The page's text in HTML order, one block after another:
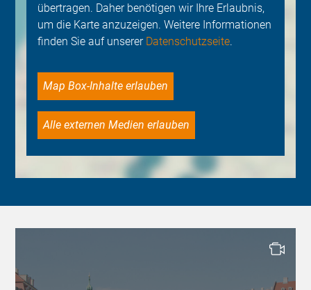
übertragen. Daher benötigen wir Ihre Erlaubnis,
um die Karte anzuzeigen. Weitere Informationen
finden Sie auf unserer Datenschutzseite.
Map Box-Inhalte erlauben
Alle externen Medien erlauben